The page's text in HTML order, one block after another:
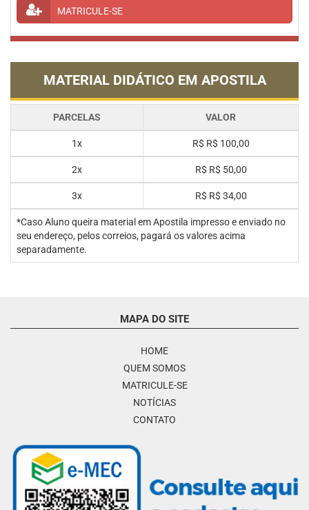
MATRICULE-SE
MATERIAL DIDÁTICO EM APOSTILA
PARCELAS VALOR
1x R$ R$ 100,00
2x R$ R$ 50,00
3x R$ R$ 34,00
*Caso Aluno queira material em Apostila impresso e enviado no
seu endereço, pelos correios, pagará os valores acima
separadamente.
MAPA DO SITE
HOME
QUEM SOMOS
MATRICULE-SE
NOTÍCIAS
CONTATO